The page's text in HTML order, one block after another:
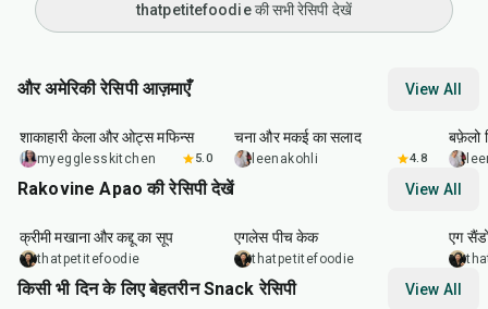
thatpetitefoodie की सभी रेसिपी देखें
और अमेरिकी रेसिपी आज़माएँ View All
40
शाकाहारी केला और ओट्स मफिन्स
myegglesskitchen 5.0
चना और मकई का सलाद
leenakohli 4.8
बफ़ेलो
Rakovine Apao की रेसिपी देखें View All
क्रीमी मखाना और कद्दू का सूप
thatpetitefoodie
एगलेस पीच केक
thatpetitefoodie
एग
किसी भी दिन के लिए बेहतरीन Snack रेसिपी View All
15 hr 20